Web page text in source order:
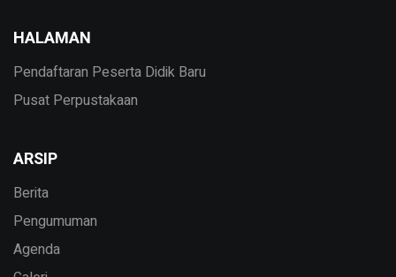
HALAMAN
Pendaftaran Peserta Didik Baru
Pusat Perpustakaan
ARSIP
Berita
Pengumuman
Agenda